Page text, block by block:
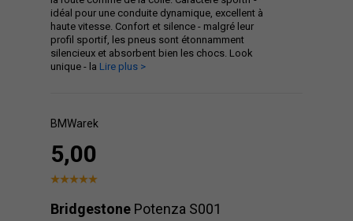
idéal pour une conduite dynamique, excellent à
haute vitesse. Confort et silence - malgré leur
profil sportif, les pneus sont étonnamment
silencieux et absorbent bien les chocs. Look
unique - la Lire plus >
BMWarek
5,00
Bridgestone Potenza S001